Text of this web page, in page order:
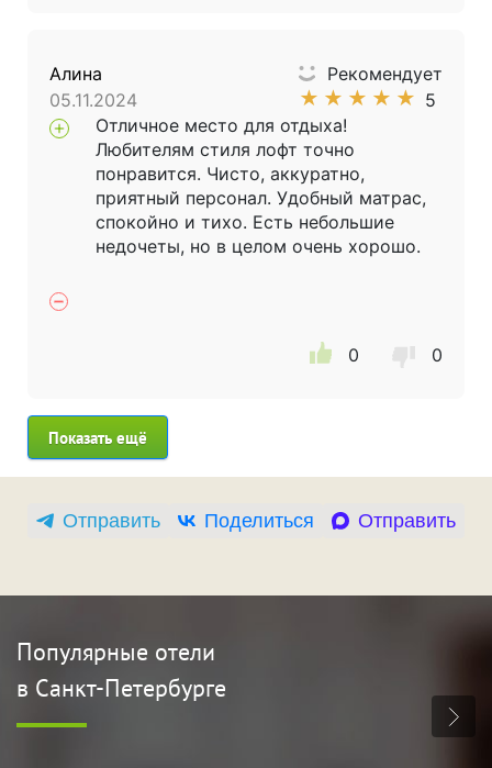
Алина
05.11.2024
Рекомендует
★ ★ ★ ★ ★ 5
Отличное место для отдыха!
Любителям стиля лофт точно
понравится. Чисто, аккуратно,
приятный персонал. Удобный матрас,
спокойно и тихо. Есть небольшие
недочеты, но в целом очень хорошо.
0 0
Показать ещё
Отправить Поделиться Отправить
Популярные отели
в Санкт-Петербурге